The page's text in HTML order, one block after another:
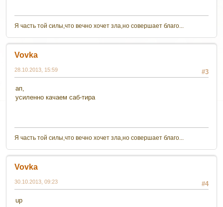
Я часть той силы,что вечно хочет зла,но совершает благо...
Vovka
#3
28.10.2013, 15:59
ап,
усиленно качаем саб-тира
Я часть той силы,что вечно хочет зла,но совершает благо...
Vovka
#4
30.10.2013, 09:23
up